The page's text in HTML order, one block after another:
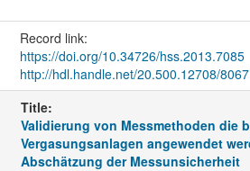
Record link:
https://doi.org/10.34726/hss.2013.7085
http://hdl.handle.net/20.500.12708/8067
Title:
Validierung von Messmethoden die
Vergasungsanlagen angewendet
Abschätzung der Messunsicherheit